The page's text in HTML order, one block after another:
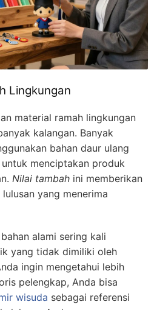
Lingkungan
material ramah lingkungan
kalangan. Banyak
bahan daur ulang
menciptakan produk
Nilai tambah ini memberikan
yang menerima
alami sering kali
yang tidak dimiliki oleh
ingin mengetahui lebih
pelengkap, Anda bisa
wisuda sebagai referensi